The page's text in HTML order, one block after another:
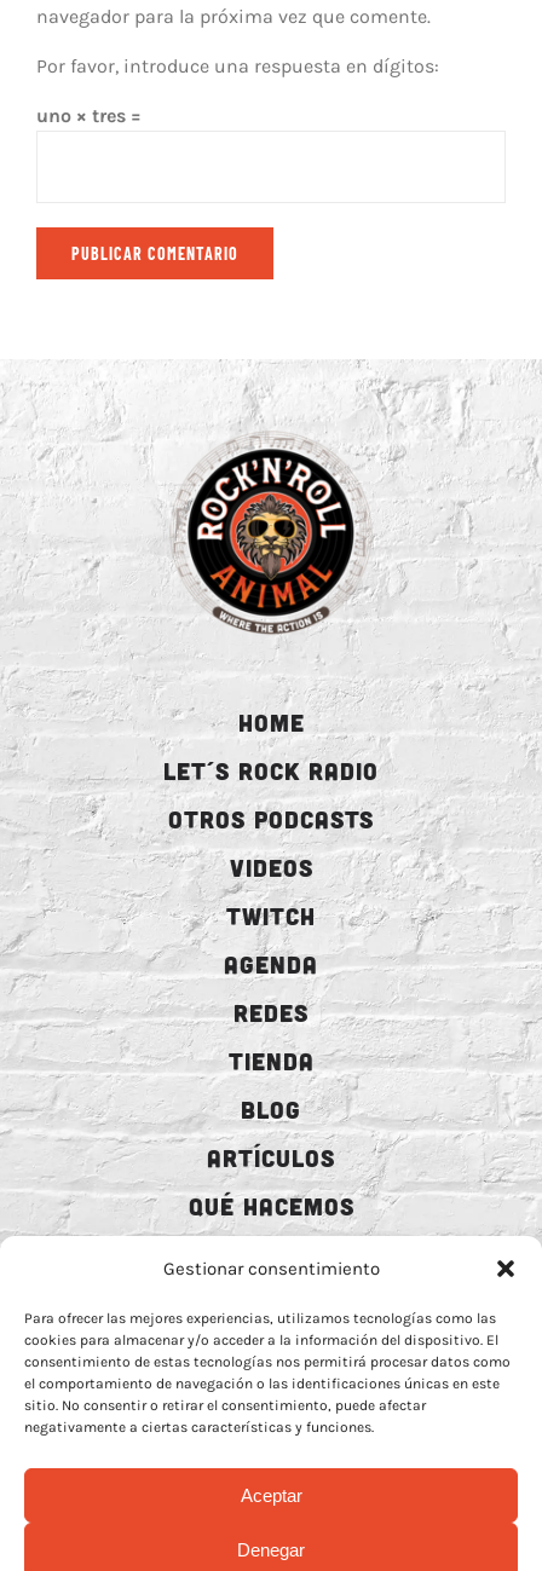
Gestionar consentimiento
Para ofrecer las mejores experiencias, utilizamos tecnologías como las
cookies para almacenar y/o acceder a la información del dispositivo. El
consentimiento de estas tecnologías nos permitirá procesar datos como
el comportamiento de navegación o las identificaciones únicas en este
sitio. No consentir o retirar el consentimiento, puede afectar
negativamente a ciertas características y funciones.
Aceptar
Denegar
navegador para la próxima vez que comente.
Por favor, introduce una respuesta en dígitos:
uno × tres =
HOME
LET´S ROCK RADIO
OTROS PODCASTS
VIDEOS
TWITCH
AGENDA
REDES
TIENDA
BLOG
ARTÍCULOS
QUÉ HACEMOS
MECENAZGO
CONTACTO
BIO
POLÍTICA DE COOCKIES–
POLÍTICA DE PRIVACIDAD REDES